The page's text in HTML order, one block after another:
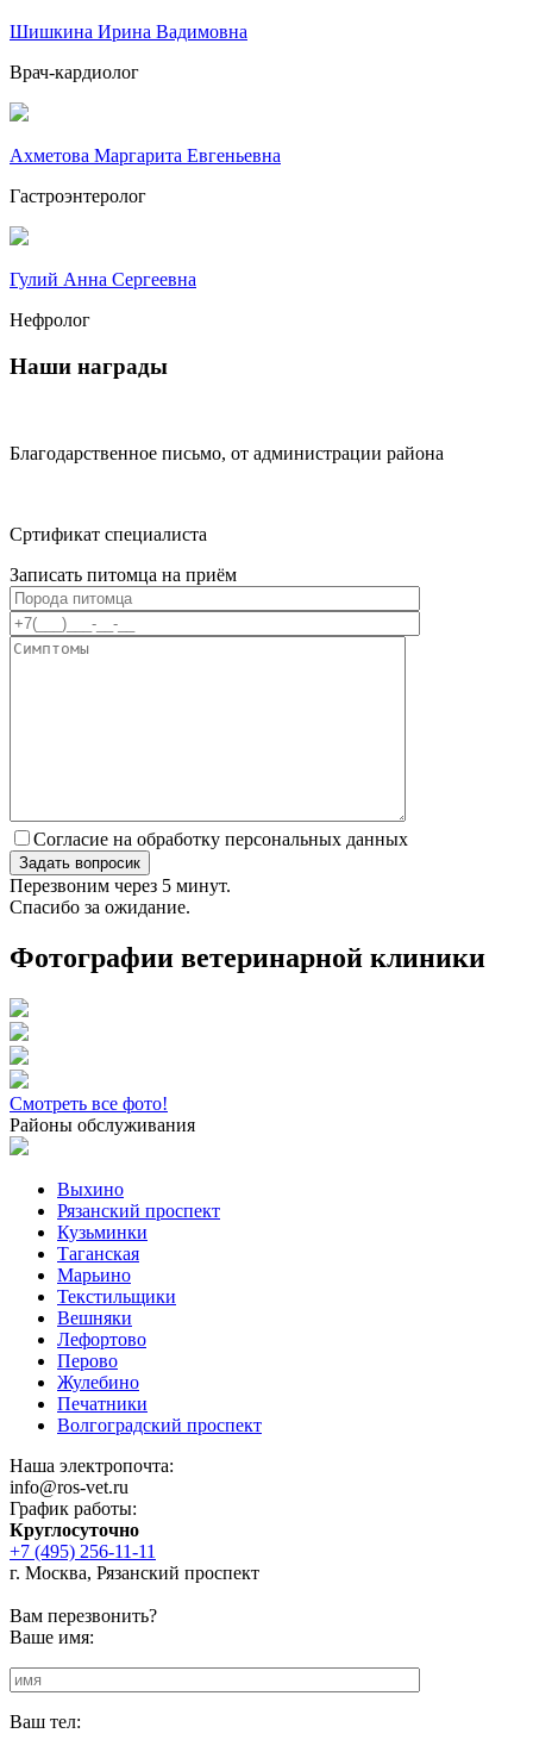
Шишкина Ирина Вадимовна
Врач-кардиолог
Ахметова Маргарита Евгеньевна
Гастроэнтеролог
Гулий Анна Сергеевна
Нефролог
Наши награды
Благодарственное письмо, от администрации района
Сртификат специалиста
Записать питомца на приём
Согласие на обработку персональных данных
Перезвоним через 5 минут.
Спасибо за ожидание.
Фотографии ветеринарной клиники
Смотреть все фото!
Районы обслуживания
Выхино
Рязанский проспект
Кузьминки
Таганская
Марьино
Текстильщики
Вешняки
Лефортово
Перово
Жулебино
Печатники
Волгоградский проспект
Наша электропочта:
info@ros-vet.ru
График работы:
Круглосуточно
+7 (495) 256-11-11
г. Москва, Рязанский проспект
Вам перезвонить?
Ваше имя:
Ваш тел: